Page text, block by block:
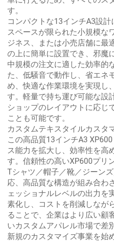
す。
コンパクトな13インチA3設
スペースが限られた小規模な
ジネス、または小売店舗に最
の上に簡単に設置でき、邪魔
中規模の注文に適した効率的
た、低騒音で動作し、省エネ
め、快適な作業環境を実現し
す。軽量で持ち運び可能な設
ショップのレイアウトに応じ
ことも可能です。
カスタムテキスタイルカスタ
この高品質13インチA3
ス能力を拡大し、効率性を高
す。信頼性の高いXP600プリ
Tシャツ／帽子／靴／ジーン
応、高品質な構造が組み合わ
ェッショナルレベルの出力を
素化し、コストを削減しなが
ることで、企業はより広い顧
いカスタムアパレル市場で差
新規のカスタマイズ事業を始